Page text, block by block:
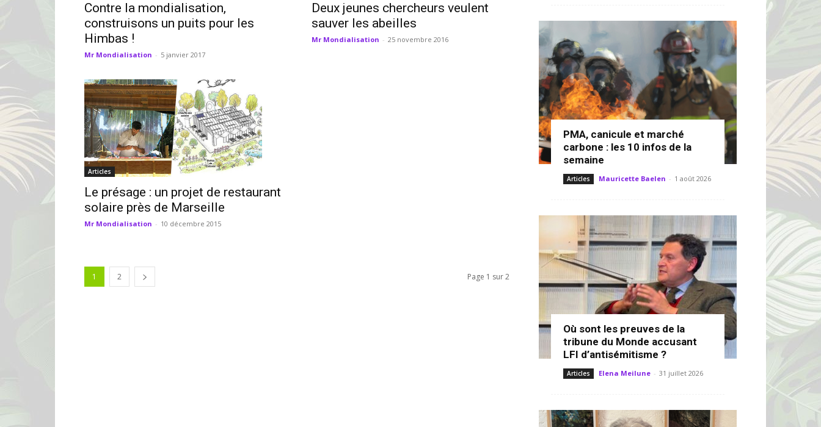
Contre la mondialisation,
construisons un puits pour les
Himbas !
Mr Mondialisation - 5 janvier 2017
Deux jeunes chercheurs veulent
sauver les abeilles
Mr Mondialisation - 25 novembre 2016
Articles
Le présage : un projet de restaurant
solaire près de Marseille
Mr Mondialisation - 10 décembre 2015
1 2 Page 1 sur 2
PMA, canicule et marché
carbone : les 10 infos de la
semaine
Articles Mauricette Baelen - 1 août 2026
Où sont les preuves de la
tribune du Monde accusant
LFI d’antisémitisme ?
Articles Elena Meilune - 31 juillet 2026